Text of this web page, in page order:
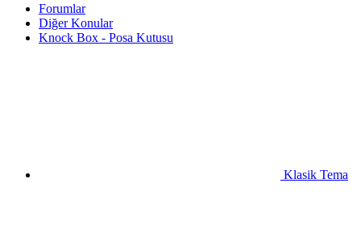
Forumlar
Diğer Konular
Knock Box - Posa Kutusu
Klasik Tema